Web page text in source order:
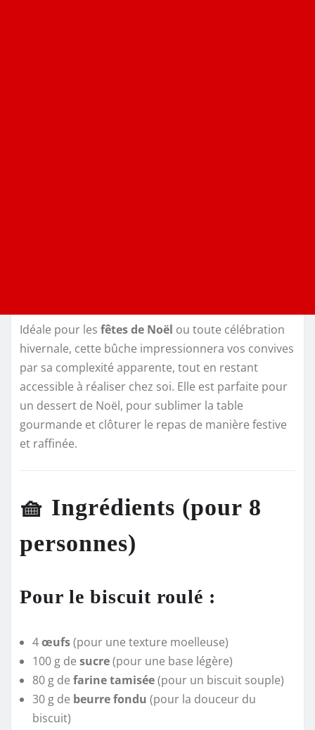
Idéale pour les fêtes de Noël ou toute célébration
hivernale, cette bûche impressionnera vos convives
par sa complexité apparente, tout en restant
accessible à réaliser chez soi. Elle est parfaite pour
un dessert de Noël, pour sublimer la table
gourmande et clôturer le repas de manière festive
et raffinée.
🧺 Ingrédients (pour 8
personnes)
Pour le biscuit roulé :
4œufs(pour une texture moelleuse)
100 g de sucre(pour une base légère)
80 g de farine tamisée(pour un biscuit souple)
30 g de beurre fondu (pour la douceur du
biscuit)